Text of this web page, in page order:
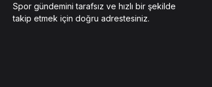
Spor gündemini tarafsız ve hızlı bir şekilde
takip etmek için doğru adrestesiniz.